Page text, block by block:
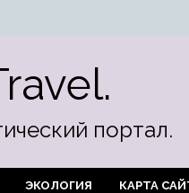
портал.
ЭКОЛОГИЯ КАРТА